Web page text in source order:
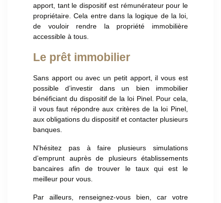
apport, tant le dispositif est rémunérateur pour le
propriétaire. Cela entre dans la logique de la loi,
de vouloir rendre la propriété immobilière
accessible à tous.
Le prêt immobilier
Sans apport ou avec un petit apport, il vous est
possible d’investir dans un bien immobilier
bénéficiant du dispositif de la loi Pinel. Pour cela,
il vous faut répondre aux critères de la loi Pinel,
aux obligations du dispositif et contacter plusieurs
banques.
N’hésitez pas à faire plusieurs simulations
d’emprunt auprès de plusieurs établissements
bancaires afin de trouver le taux qui est le
meilleur pour vous.
Par ailleurs, renseignez-vous bien, car votre